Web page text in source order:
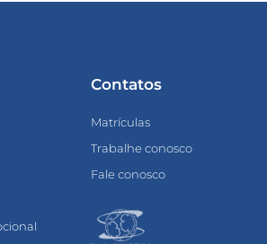
Contatos
Matrículas
Trabalhe conosco
Fale conosco